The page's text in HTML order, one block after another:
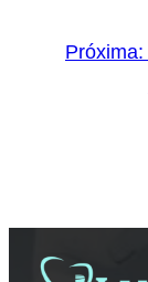
Próxima: